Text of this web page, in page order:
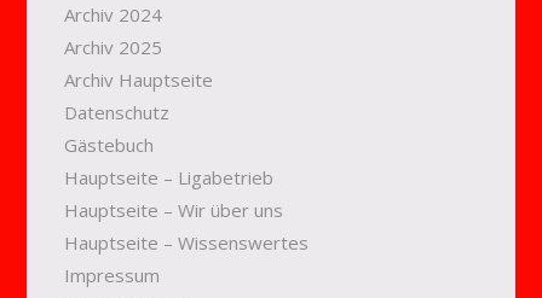
Archiv 2024
Archiv 2025
Archiv Hauptseite
Datenschutz
Gästebuch
Hauptseite – Ligabetrieb
Hauptseite – Wir über uns
Hauptseite – Wissenswertes
Impressum